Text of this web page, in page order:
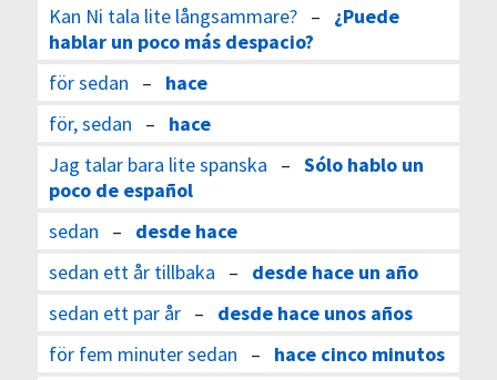
Kan Ni tala lite långsammare?– ¿Puede
hablar un poco más despacio?
för sedan – hace
för, sedan – hace
Jag talar bara lite spanska – Sólo hablo un
poco de español
sedan – desde hace
sedan ett år tillbaka – desde hace un año
sedan ett par år– desde hace unos años
för fem minuter sedan – hace cinco minutos